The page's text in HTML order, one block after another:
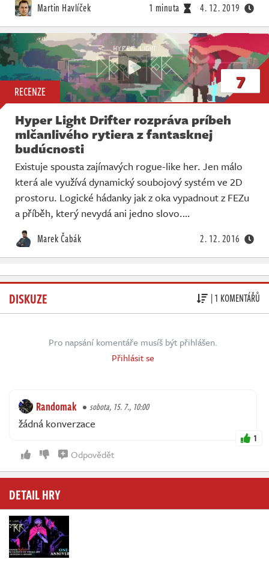
Martin Havlíček 1 minuta 4. 12. 2019
RECENZE 7
Hyper Light Drifter rozpráva príbeh
mlčanlivého rytiera z fantasknej
budúcnosti
Existuje spousta zajímavých rogue-like her. Jen málo
která ale využívá dynamický soubojový systém ve 2D
prostoru. Logické hádanky jak z oka vypadnout z FEZu
a příběh, který nevydá ani jedno slovo.…
Marek Čabák 2. 12. 2016
DISKUZE | 1 KOMENTÁŘŮ
Pro napsání komentáře musíš být přihlášen.
Přihlásit se
Randomak sobota, 15. 7., 10:00
žádná konverzace
1
Odpovědět
DETAIL HRY